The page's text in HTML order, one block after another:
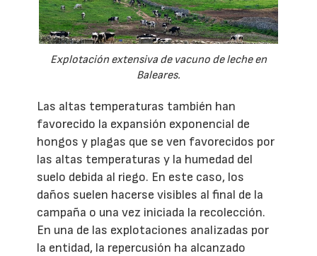
Explotación extensiva de vacuno de leche en
Baleares.
Las altas temperaturas también han
favorecido la expansión exponencial de
hongos y plagas que se ven favorecidos por
las altas temperaturas y la humedad del
suelo debida al riego. En este caso, los
daños suelen hacerse visibles al final de la
campaña o una vez iniciada la recolección.
En una de las explotaciones analizadas por
la entidad, la repercusión ha alcanzado